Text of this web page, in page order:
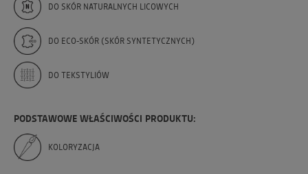
DO SKÓR NATURALNYCH LICOWYCH
DO ECO-SKÓR (SKÓR SYNTETYCZNYCH)
DO TEKSTYLIÓW
PODSTAWOWE WŁAŚCIWOŚCI PRODUKTU:
KOLORYZACJA